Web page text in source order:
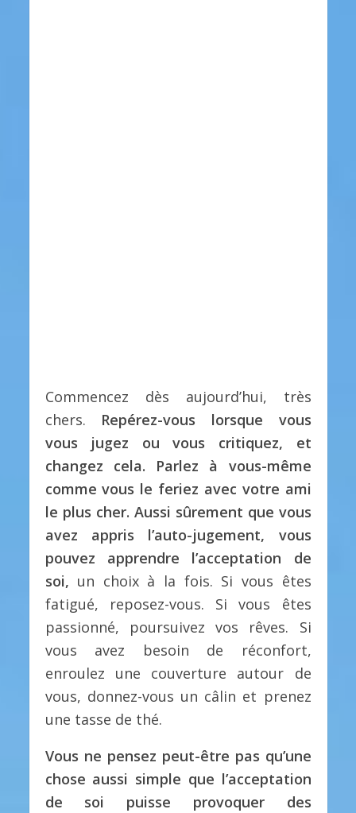
Commencez dès aujourd’hui, très
chers. Repérez-vous lorsque vous
vous jugez ou vous critiquez, et
changez cela. Parlez à vous-même
comme vous le feriez avec votre ami
le plus cher. Aussi sûrement que vous
avez appris l’auto-jugement, vous
pouvez apprendre l’acceptation de
soi, un choix à la fois. Si vous êtes
fatigué, reposez-vous. Si vous êtes
passionné, poursuivez vos rêves. Si
vous avez besoin de réconfort,
enroulez une couverture autour de
vous, donnez-vous un câlin et prenez
une tasse de thé.
Vous ne pensez peut-être pas qu’une
chose aussi simple que l’acceptation
de soi puisse provoquer des